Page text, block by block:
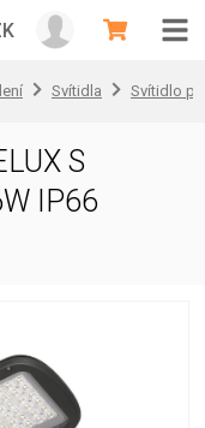
Svítidla Svítidlo
S
IP66